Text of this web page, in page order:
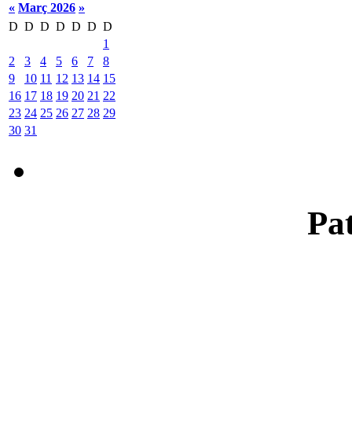
« Març 2026 »
D D D D D D D
1
2
3 4 5 6 7
8
9
10 11 12 13 14 15
16 17 18 19 20 21 22
23 24 25 26 27 28 29
30 31